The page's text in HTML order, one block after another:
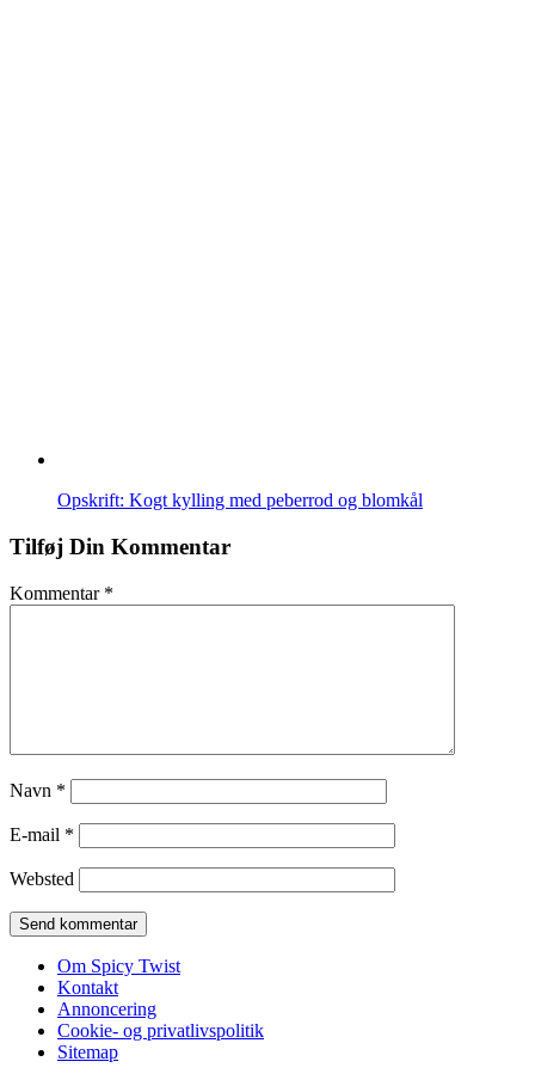
Opskrift: Kogt kylling med peberrod og blomkål
Tilføj Din Kommentar
Kommentar *
Navn *
E-mail *
Websted
Om Spicy Twist
Kontakt
Annoncering
Cookie- og privatlivspolitik
Sitemap